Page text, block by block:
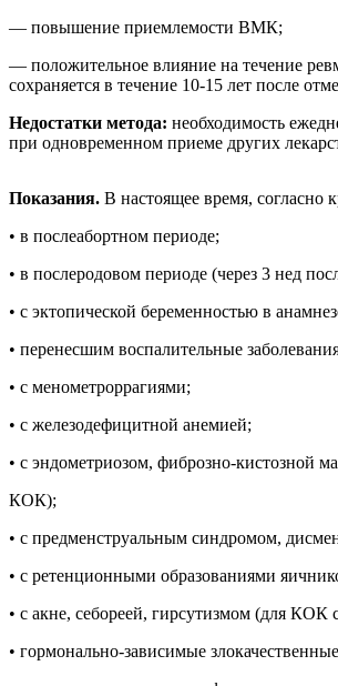
— повышение приемлемости ВМК;
— положительное влияние на течение
сохраняется в течение 10-15 лет после
Недостатки метода: необходимость
при одновременном приеме других
Показания. В настоящее время,
• в послеабортном периоде;
• в послеродовом периоде (через 3 нед
• с эктопической беременностью в
• перенесшим воспалительные
• с менометроррагиями;
• с железодефицитной анемией;
• с эндометриозом, фиброзно-кистозной
КОК);
• с предменструальным синдромом,
• с ретенционными образованиями
• с акне, себореей, гирсутизмом (для КОК
• гормонально-зависимые